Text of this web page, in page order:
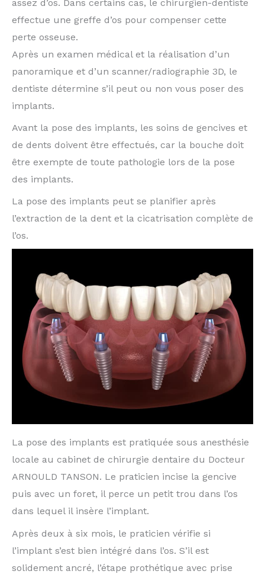
assez d’os. Dans certains cas, le chirurgien-dentiste
effectue une greffe d’os pour compenser cette
perte osseuse.
Après un examen médical et la réalisation d’un
panoramique et d’un scanner/radiographie 3D, le
dentiste détermine s’il peut ou non vous poser des
implants.
Avant la pose des implants, les soins de gencives et
de dents doivent être effectués, car la bouche doit
être exempte de toute pathologie lors de la pose
des implants.
La pose des implants peut se planifier après
l’extraction de la dent et la cicatrisation complète de
l’os.
La pose des implants est pratiquée sous anesthésie
locale au cabinet de chirurgie dentaire du Docteur
ARNOULD TANSON. Le praticien incise la gencive
puis avec un foret, il perce un petit trou dans l’os
dans lequel il insère l’implant.
Après deux à six mois, le praticien vérifie si
l’implant s’est bien intégré dans l’os. S’il est
solidement ancré, l’étape prothétique avec prise